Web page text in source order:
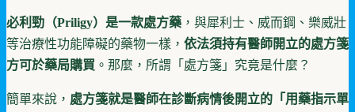
必利勁（Priligy）是一款處方藥 ，與犀利士、威而鋼、樂威壯
等治療性功能障礙的藥物一樣， 依法須持有醫師開立的處方箋
方可於藥局購買 。那麼，所謂「處方箋」究竟是什麼？
簡單來說， 處方箋就是醫師在診斷病情後開立的「用藥指示單